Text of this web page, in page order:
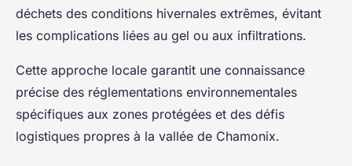
déchets des conditions hivernales extrêmes, évitant
les complications liées au gel ou aux infiltrations.
Cette approche locale garantit une connaissance
précise des réglementations environnementales
spécifiques aux zones protégées et des défis
logistiques propres à la vallée de Chamonix.